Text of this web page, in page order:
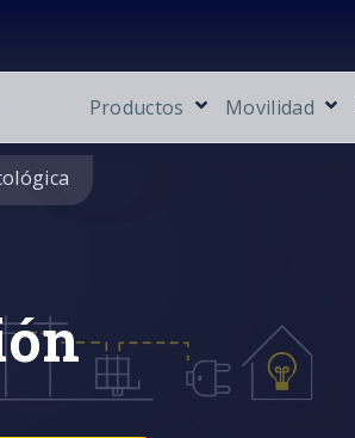
Productos Movilidad